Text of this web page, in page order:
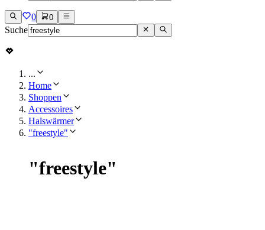
0 0
Suche
...
Home
Shoppen
Accessoires
Halswärmer
"freestyle"
"freestyle"